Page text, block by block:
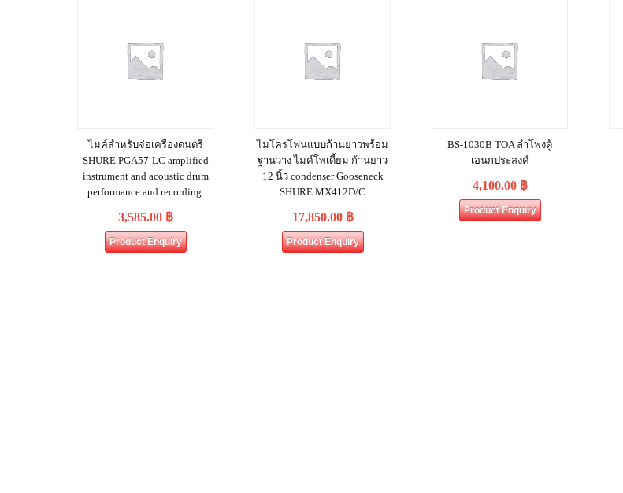
ไมค์สำหรับจ่อเครื่องดนตรี
SHURE PGA57-LC amplified
instrument and acoustic drum
performance and recording.
3,585.00 ฿
Product Enquiry
ไมโครโฟนแบบก้านยาวพร้อม
ฐานวาง ไมค์โพเดี้ยม ก้านยาว
12 นิ้ว condenser Gooseneck
SHURE MX412D/C
17,850.00 ฿
Product Enquiry
BS-1030B TOA ลำโพงตู้
เอนกประสงค์
4,100.00 ฿
Product Enquiry